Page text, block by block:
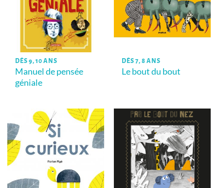
DÈS 9, 10 ANS
Manuel de pensée
géniale
DÈS 7, 8 ANS
Le bout du bout